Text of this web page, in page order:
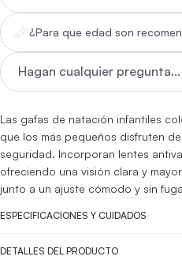
¿Para que edad son
Las gafas de natación infantiles
que los más pequeños disfruten
seguridad. Incorporan lentes
ofreciendo una visión clara y
junto a un ajuste cómodo y sin
ESPECIFICACIONES Y CUIDADOS
DETALLES DEL PRODUCTO